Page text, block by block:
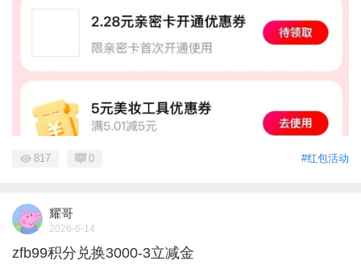
#红包活动
817 0
耀哥
2026-6-14
zfb99积分兑换3000-3立减金